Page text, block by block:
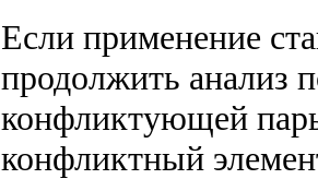
Если применение
продолжить анализ
конфликтующей
конфликтный